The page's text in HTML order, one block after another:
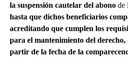
la suspensión cautelar del abono de
hasta que dichos beneficiarios
acreditando que cumplen los
para el mantenimiento del derecho,
partir de la fecha de la